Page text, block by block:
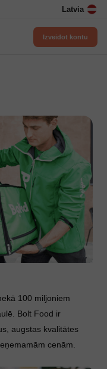
Latvia
Izveidot kontu
100 miljoniem
Bolt Food ir
augstas kvalitātes
cenām.